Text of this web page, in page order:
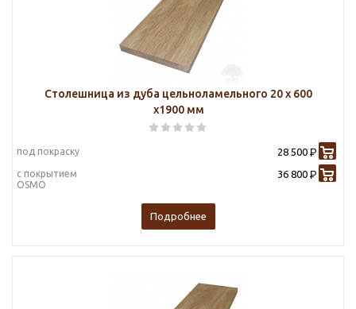
Столешница из дуба цельноламельного 20 х 600
х1900 мм
под покраску 28 500 Р
с покрытием
OSMO
36 800 Р
Подробнее